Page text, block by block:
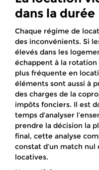
dans la durée
Chaque régime de
des inconvénients. Si
élevés dans les
échappent à la
plus fréquente en
éléments sont aussi à
des charges de la
impôts fonciers. Il est
temps d’analyser
prendre la décision la
final, cette analyse
constat d’un match
locatives.